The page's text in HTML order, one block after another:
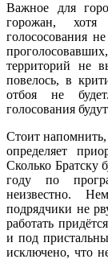
Важное для
горожан, хотя
голососования
территорий не
повелось, в
отбоя не
голосования
Стоит напомнить,
определяет
Сколько Братску
году по
неизвестно.
подрядчики не
работать
и под
исключено, что